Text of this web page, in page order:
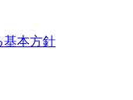
基本方針